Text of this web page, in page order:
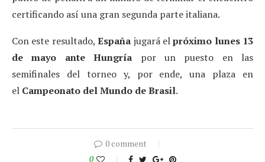
certificando así una gran segunda parte italiana.
Con este resultado,España jugará elpróximo lunes 13
de mayo ante Hungría por un puesto en las
semifinales del torneo y, por ende, una plaza en
el Campeonato del Mundo de Brasil.
0 comment
0